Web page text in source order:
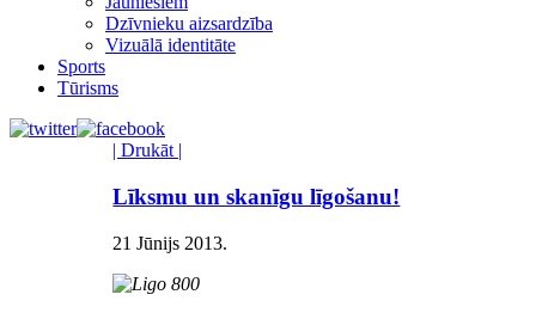
Dzīvnieku aizsardzība
Vizuālā identitāte
Sports
Tūrisms
| Drukāt |
Līksmu un skanīgu līgošanu!
21 Jūnijs 2013.